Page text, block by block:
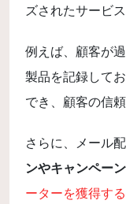
ズされたサービ
例えば、顧客が
製品を記録して
でき、顧客の信
さらに、メール
ンやキャンペー
ーターを獲得す